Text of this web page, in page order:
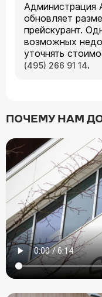
Администрация
обновляет
прейскурант.
возможных
уточнять
(495) 266 91 14.
ПОЧЕМУ НАМ